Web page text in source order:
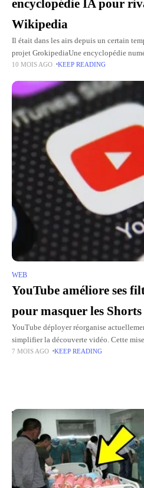
encyclopédie IA pour
Wikipedia
Il était dans les airs depuis un certain
projet GrokipediaUne encyclopédie
artificielle Grok et conçue par sa société
10 MOIS AGO KEEP READING
WEB
YouTube améliore ses
pour masquer les Shorts
YouTube déployer réorganise
simplifier la découverte vidéo. Cette
options de tri et permet notamment de
7 MOIS AGO KEEP READING
Top Picks for You